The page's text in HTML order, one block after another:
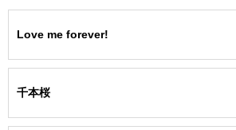
DAMの新曲・ランキング
Love me forever!
千本桜